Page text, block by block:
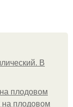
В
плодовом
на плодовом